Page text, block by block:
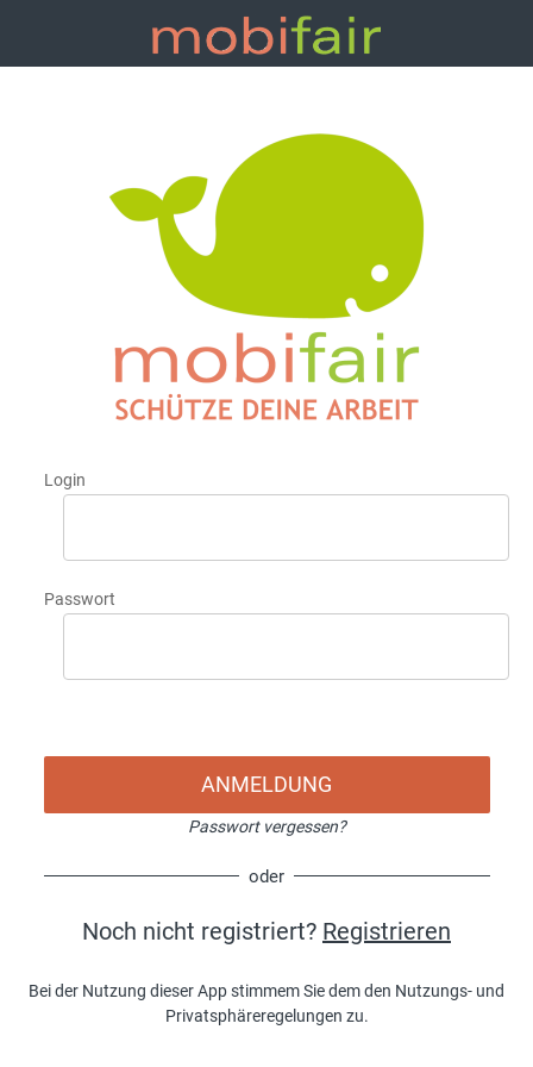
Login
Passwort
ANMELDUNG
Passwort vergessen?
oder
Noch nicht registriert? Registrieren
Bei der Nutzung dieser App stimmem Sie dem den Nutzungs- und
Privatsphäreregelungen zu.